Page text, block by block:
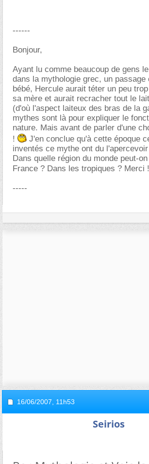
------
Bonjour,
Ayant lu comme beaucoup de gens
dans la mythologie grec, un passage
bébé, Hercule aurait téter un peu
sa mère et aurait recracher tout le
(d'où l'aspect laiteux des bras de la
mythes sont là pour expliquer le
nature. Mais avant de parler d'une
!
J'en conclue qu'à cette époque
inventés ce mythe ont du
Dans quelle région du monde peut-
France ? Dans les tropiques ? Merci !
-----
16/06/2007, 11h53
Seirios